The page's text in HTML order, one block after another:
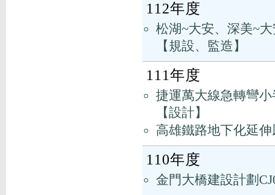
112年度
松湖~大安、深美~
【規設、監造】
111年度
捷運萬大線急轉彎
【設計】
高雄鐵路地下化延
110年度
金門大橋建設計劃